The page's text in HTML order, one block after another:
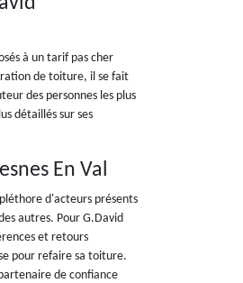
à un tarif pas cher
de toiture, il se fait
des personnes les plus
détaillés sur ses
En Val
d'acteurs présents
autres. Pour G.David
et retours
pour refaire sa toiture.
de confiance